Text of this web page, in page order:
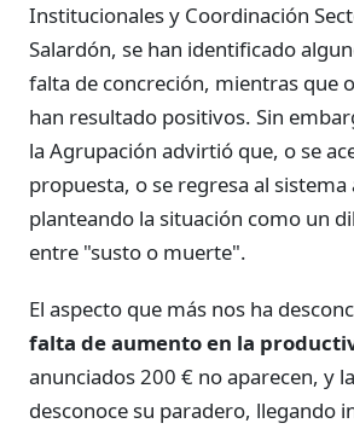
Institucionales y Coordinación
Salardón, se han identificado
falta de concreción, mientras que
han resultado positivos. Sin
la Agrupación advirtió que, o se
propuesta, o se regresa al sistema
planteando la situación como un
entre "susto o muerte".
El aspecto que más nos ha
falta de aumento en la
anunciados 200 € no aparecen, y
desconoce su paradero, llegando